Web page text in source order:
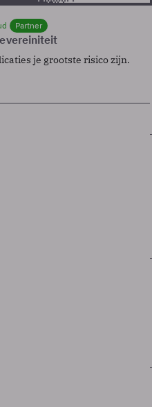
Partner
je grootste risico zijn.